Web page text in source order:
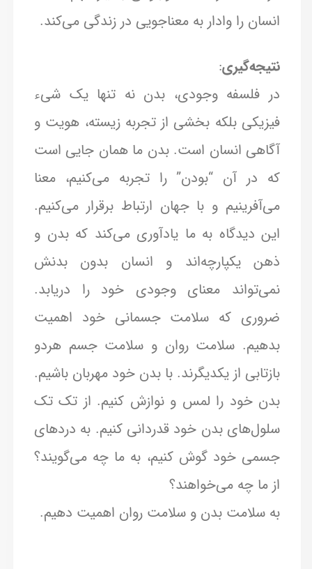
انسان را وادار به معناجویی در زندگی می‌کند.
نتیجه‌گیری:
در فلسفه وجودی، بدن نه تنها یک شیء
فیزیکی بلکه بخشی از تجربه زیسته، هویت و
آگاهی انسان است. بدن ما همان جایی است
که در آن “بودن” را تجربه می‌کنیم، معنا
می‌آفرینیم و با جهان ارتباط برقرار می‌کنیم.
این دیدگاه به ما یادآوری می‌کند که بدن و
ذهن یکپارچه‌اند و انسان بدون بدنش
نمی‌تواند معنای وجودی خود را دریابد.
ضروری که سلامت جسمانی خود اهمیت
بدهیم. سلامت روان و سلامت جسم هردو
بازتابی از یکدیگرند. با بدن خود مهربان باشیم.
بدن خود را لمس و نوازش کنیم. از تک تک
سلول‌های بدن خود قدردانی کنیم. به دردهای
جسمی خود گوش کنیم، به ما چه می‌گویند؟
از ما چه می‌خواهند؟
به سلامت بدن و سلامت روان اهمیت دهیم.